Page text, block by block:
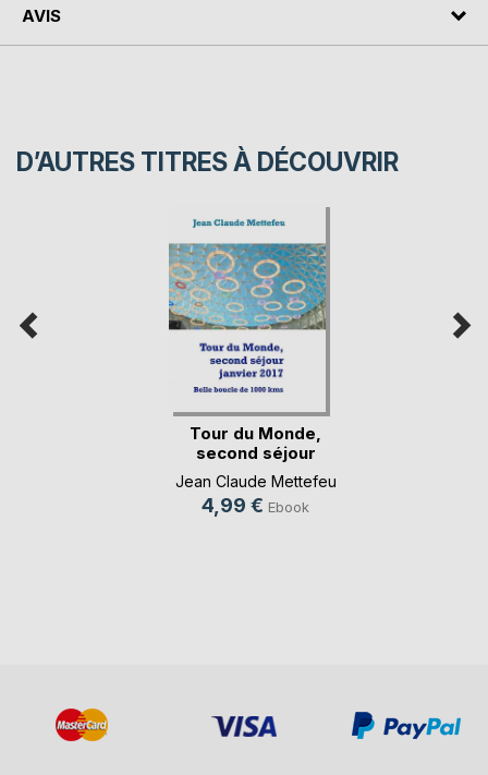
AVIS
D’AUTRES TITRES À DÉCOUVRIR
Tour du Monde,
second séjour
janvi(...)
Jean Claude Mettefeu
4,99 € Ebook